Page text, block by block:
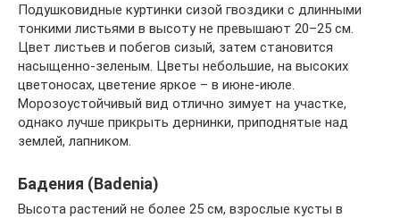
Подушковидные куртинки сизой гвоздики с длинными
тонкими листьями в высоту не превышают 20–25 см.
Цвет листьев и побегов сизый, затем становится
насыщенно-зеленым. Цветы небольшие, на высоких
цветоносах, цветение яркое – в июне-июле.
Морозоустойчивый вид отлично зимует на участке,
однако лучше прикрыть дернинки, приподнятые над
землей, лапником.
Бадения (Badenia)
Высота растений не более 25 см, взрослые кусты в